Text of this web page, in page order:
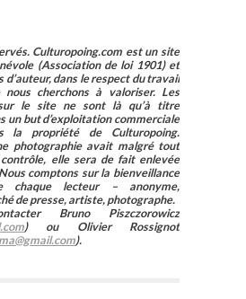
Culturopoing.com est un site
(Association de loi 1901) et
d’auteur, dans le respect du travail
cherchons à valoriser. Les
le site ne sont là qu’à titre
un but d’exploitation commerciale
propriété de Culturopoing.
photographie avait malgré tout
elle sera de fait enlevée
comptons sur la bienveillance
chaque lecteur – anonyme,
de presse, artiste, photographe.
Bruno Piszczorowicz
) ou Olivier Rossignot
).